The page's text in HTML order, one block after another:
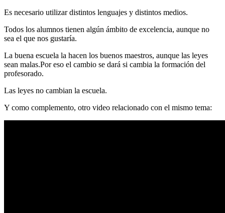
Es necesario utilizar distintos lenguajes y distintos medios.
Todos los alumnos tienen algún ámbito de excelencia, aunque no
sea el que nos gustaría.
La buena escuela la hacen los buenos maestros, aunque las leyes
sean malas.Por eso el cambio se dará si cambia la formación del
profesorado.
Las leyes no cambian la escuela.
Y como complemento, otro video relacionado con el mismo tema: